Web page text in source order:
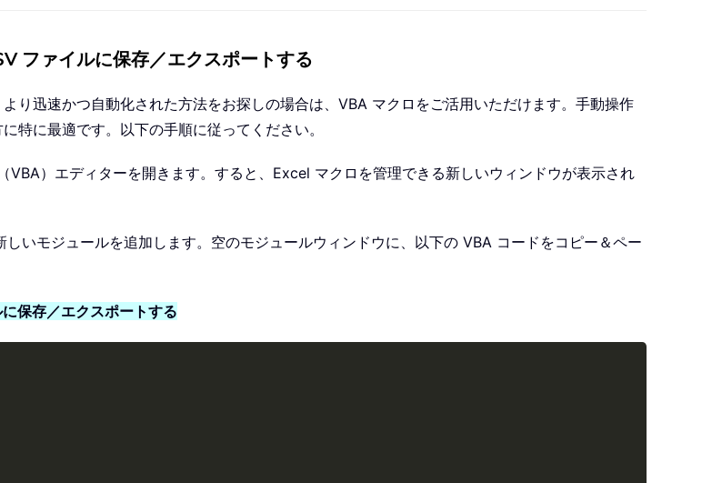
ファイルに保存／エクスポートする
り迅速かつ自動化された方法をお探しの場合は、VBA マクロをご活用いただけます。手動操作
特に最適です。以下の手順に従ってください。
（VBA）エディターを開きます。すると、Excel マクロを管理できる新しいウィンドウが表示され
しいモジュールを追加します。空のモジュールウィンドウに、以下の VBA コードをコピー＆ペー
保存／エクスポートする